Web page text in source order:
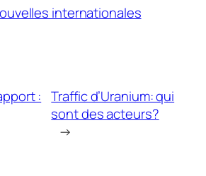
internationales
: Traffic d’Uranium: qui
sont des acteurs?
→